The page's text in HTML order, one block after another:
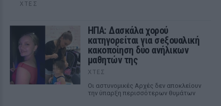
ΧΤΕΣ
ΗΠΑ: Δασκάλα χορού
κατηγορείται για σeξουαλική
κακοποίηση δύο ανήλικων
μαθητών της
ΧΤΕΣ
Οι αστυνομικές Αρχές δεν αποκλείουν
την ύπαρξη περισσότερων θυμάτων